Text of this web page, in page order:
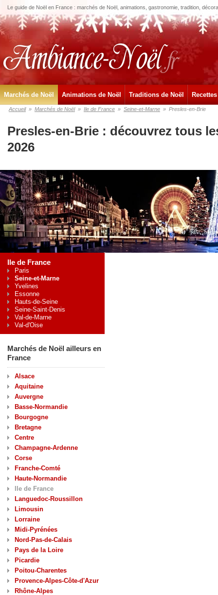
Le guide de Noël en France : marchés de Noël, animations, gastronomie, tradition,
Marchés de Noël Animations de Noël Traditions de Noël
Accueil » Marchés de Noël » Ile de France » Seine-et-Marne » Presles-en-Brie
Presles-en-Brie : découvrez tous
2026
Ile de France
Paris
Seine-et-Marne
Yvelines
Essonne
Hauts-de-Seine
Seine-Saint-Denis
Val-de-Marne
Val-d'Oise
Marchés de Noël ailleurs en
France
Alsace
Aquitaine
Auvergne
Basse-Normandie
Bourgogne
Bretagne
Centre
Champagne-Ardenne
Corse
Franche-Comté
Haute-Normandie
Ile de France
Languedoc-Roussillon
Limousin
Lorraine
Midi-Pyrénées
Nord-Pas-de-Calais
Pays de la Loire
Picardie
Poitou-Charentes
Provence-Alpes-Côte-d'Azur
Rhône-Alpes